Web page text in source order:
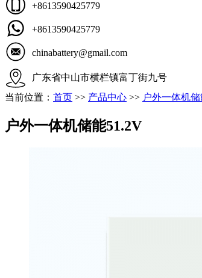
+8613590425779
+8613590425779
chinabattery@gmail.com
广东省中山市横栏镇富丁街九号
当前位置： 首页 >> 产品中心 >> 户外一体机
户外一体机储能51.2V